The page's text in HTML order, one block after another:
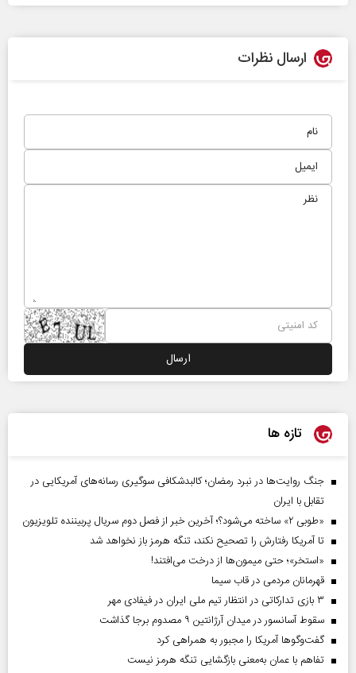
ارسال نظرات
تازه ها
جنگ روایت‌ها در نبرد رمضان؛ کالبدشکافی سوگیری رسانه‌های آمریکایی در
تقابل با ایران
«طوبی ۲» ساخته می‌شود؟؛ آخرین خبر از فصل دوم سریال پربیننده تلویزیون
تا آمریکا رفتارش را تصحیح نکند، تنگه هرمز باز نخواهد شد
«استخر»‌‌؛ حتی میمون‌ها از درخت می‌افتند!
قهرمانان مردمی در قاب سیما
۳ بازی تدارکاتی در انتظار تیم ملی ایران در فیفادی مهر
سقوط آسانسور در میدان آرژانتین ۹ مصدوم برجا گذاشت
گفت‌وگوها آمریکا را مجبور به همراهی کرد
تفاهم با عمان به‌معنی بازگشایی تنگه هرمز نیست